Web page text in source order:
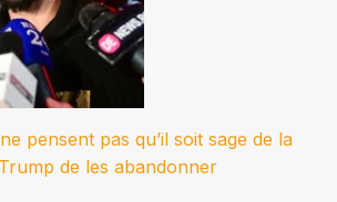
pensent pas qu’il soit sage de la
de les abandonner